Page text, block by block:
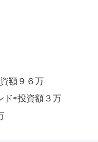
額９６万
ド⇨投資額３万